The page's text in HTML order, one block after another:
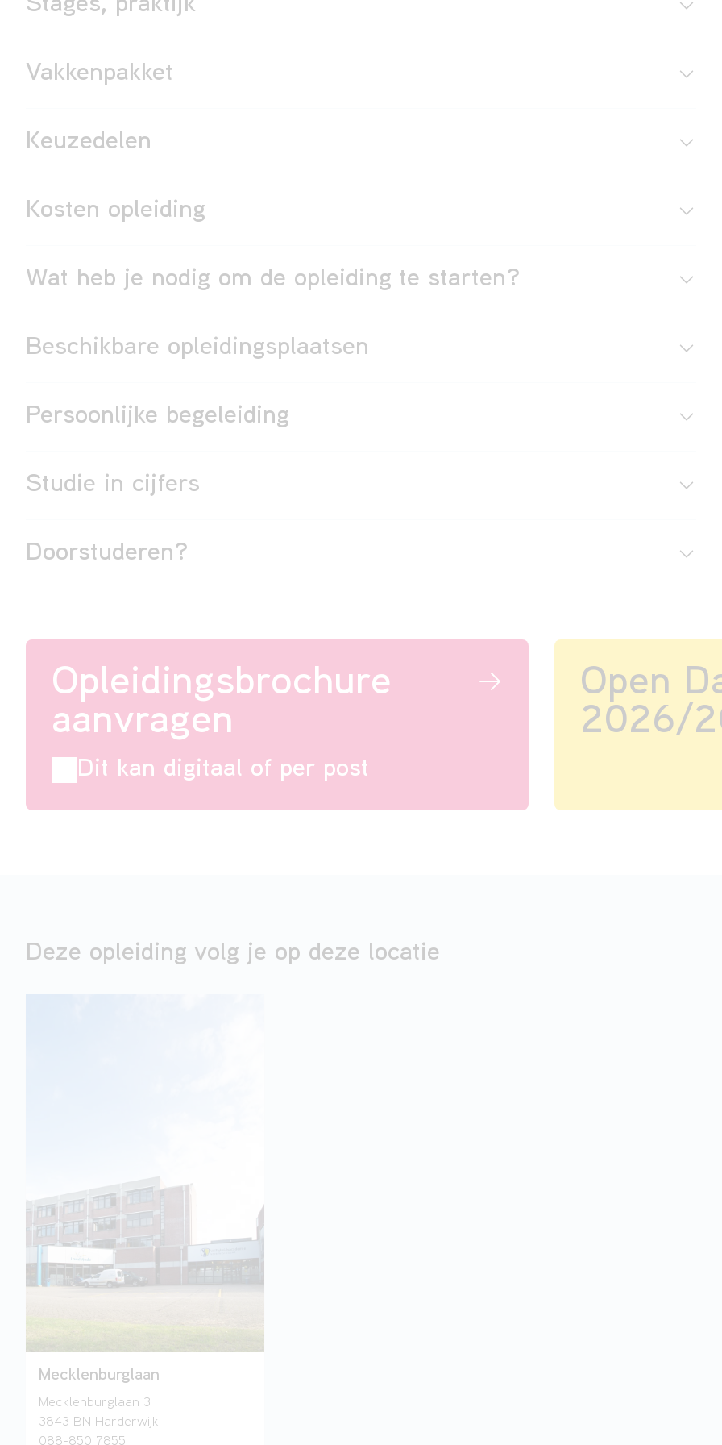
Stages, praktijk
Vakkenpakket
Keuzedelen
Kosten opleiding
Wat heb je nodig om de opleiding te starten?
Beschikbare opleidingsplaatsen
Persoonlijke begeleiding
Studie in cijfers
Doorstuderen?
Opleidingsbrochure
aanvragen
Dit kan digitaal of per post
Open
2026/
Deze opleiding volg je op deze locatie
Mecklenburglaan
Mecklenburglaan 3
3843 BN Harderwijk
088-850 7855